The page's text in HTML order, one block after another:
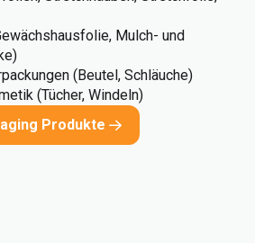
Mulch- und
(Beutel, Schläuche)
(Tücher, Windeln)
Produkte